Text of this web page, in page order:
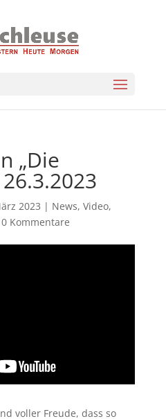
„Die
2023 | News, Video,
0 Kommentare
voller Freude, dass so